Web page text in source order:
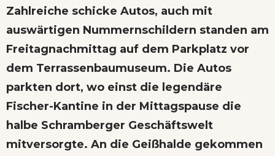
Zahlreiche schicke Autos, auch mit
auswärtigen Nummernschildern standen am
Freitagnachmittag auf dem Parkplatz vor
dem Terrassenbaumuseum. Die Autos
parkten dort, wo einst die legendäre
Fischer-Kantine in der Mittagspause die
halbe Schramberger Geschäftswelt
mitversorgte. An die Geißhalde gekommen